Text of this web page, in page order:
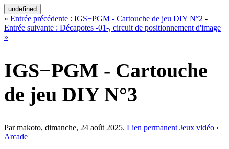
undefined
« Entrée précédente : IGS−PGM - Cartouche de jeu DIY N°2 -
Entrée suivante : Décapotes -01-, circuit de positionnement d'image
»
IGS−PGM - Cartouche
de jeu DIY N°3
Par makoto, dimanche, 24 août 2025. Lien permanent Jeux vidéo ›
Arcade